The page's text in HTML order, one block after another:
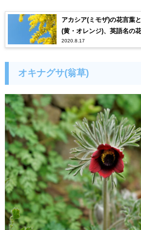
アカシア(ミモザ)の花言葉
(黄・オレンジ)、英語名の
2020.8.17
オキナグサ(翁草)